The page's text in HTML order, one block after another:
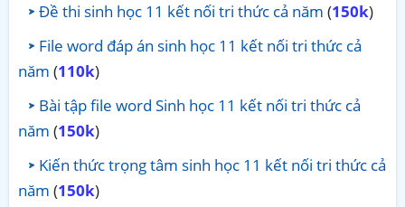
Đề thi sinh học 11 kết nối tri thức cả năm (150k)
File word đáp án sinh học 11 kết nối tri thức cả
năm (110k)
Bài tập file word Sinh học 11 kết nối tri thức cả
năm (150k)
Kiến thức trọng tâm sinh học 11 kết nối tri thức cả
năm (150k)